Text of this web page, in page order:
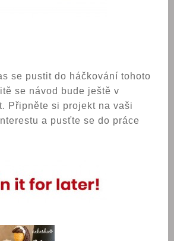
se pustit do háčkování tohoto
se návod bude ještě v
Připněte si projekt na vaši
a pusťte se do práce